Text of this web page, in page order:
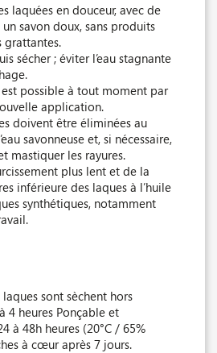
laquées en douceur, avec de
un savon doux, sans produits
grattantes.
sécher ; éviter l’eau stagnante
possible à tout moment par
application.
doivent être éliminées au
savonneuse et, si nécessaire,
mastiquer les rayures.
plus lent et de la
inférieure des laques à l’huile
synthétiques, notamment
sont sèchent hors
4 heures Ponçable et
à 48h heures (20°C / 65%
à cœur après 7 jours.